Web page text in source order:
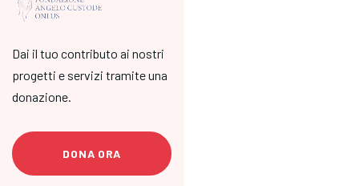
Dai il tuo contributo ai nostri
progetti e servizi tramite una
donazione.
DONA ORA